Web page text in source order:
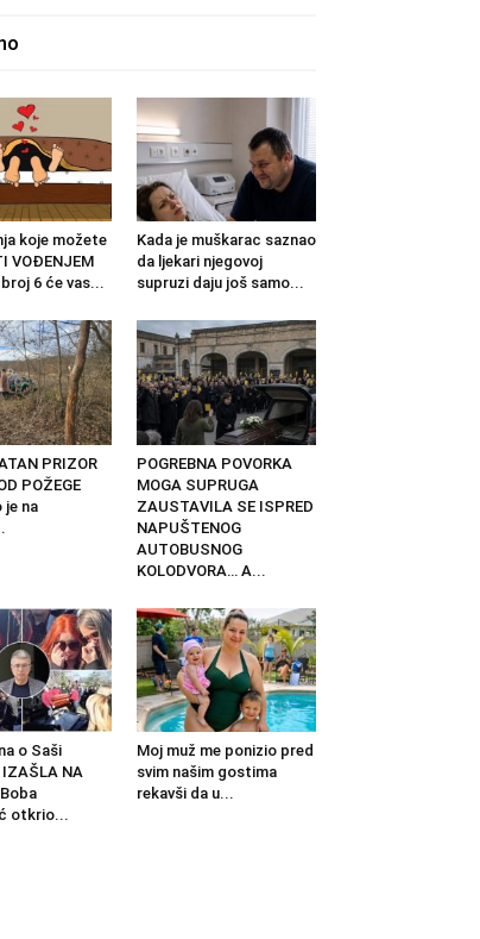
koje možete
VOĐENJEM
6 će vas...
Kada je muškarac saznao
da ljekari njegovoj
supruzi daju još samo...
PRIZOR
POŽEGE
je na
POGREBNA POVORKA
MOGA SUPRUGA
ZAUSTAVILA SE ISPRED
NAPUŠTENOG
AUTOBUSNOG
KOLODVORA… A...
o Saši
NA
otkrio...
Moj muž me ponizio pred
svim našim gostima
rekavši da u...